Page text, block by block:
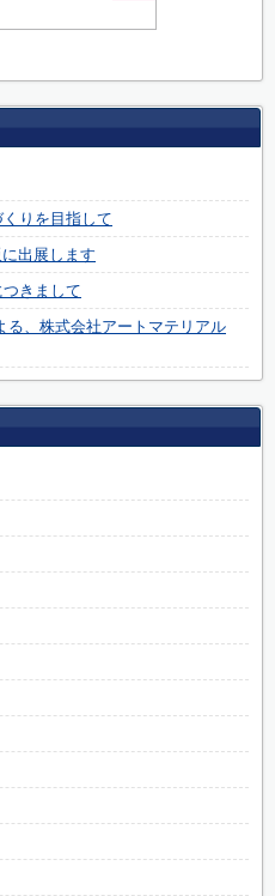
りを目指して
出展します
きまして
る、株式会社アートマテリアル